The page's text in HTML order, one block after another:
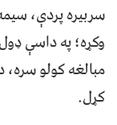
سربیره پردې،
وکړه؛ په داسې
مبالغه کولو سره،
کړل.